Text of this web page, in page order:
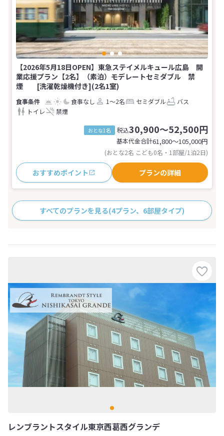
【2026年5月18日OPEN】東急ステイメルキュール広島 開
業応援プラン【2名】（素泊）モデレートセミダブル 禁
煙 [洗濯乾燥機付き](2名1室)
食事なし 1～2名 セミダブル
バス
トイレ
禁煙
おとな1名 税込30,900～52,500円
基本代金合計61,800〜105,000円
(おとな2名 こども0名・1部屋/1泊2日)
おすすめポイント プランの詳細
すべてのプランを見る(4プラン、6部屋タイプ)
レンブラントスタイル東京西葛西グランデ